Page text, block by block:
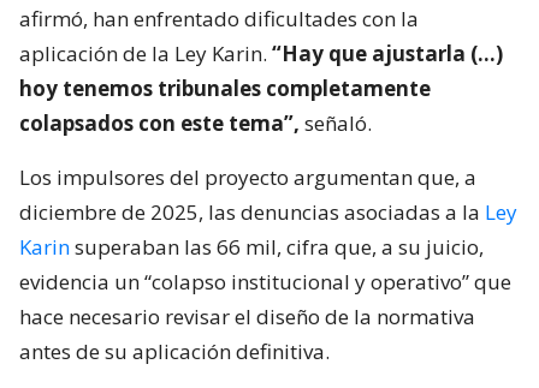
afirmó, han enfrentado dificultades con la
aplicación de la Ley Karin. “Hay que ajustarla (…)
hoy tenemos tribunales completamente
colapsados con este tema”, señaló.
Los impulsores del proyecto argumentan que, a
diciembre de 2025, las denuncias asociadas a la Ley
Karinsuperaban las 66 mil, cifra que, a su juicio,
evidencia un “colapso institucional y operativo” que
hace necesario revisar el diseño de la normativa
antes de su aplicación definitiva.